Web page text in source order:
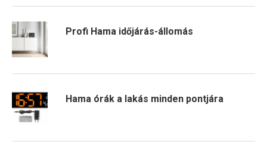
Profi Hama időjárás-állomás
Hama órák a lakás minden pontjára